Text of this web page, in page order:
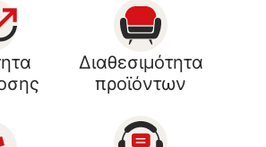
Διαθεσιμότητα
προϊόντων